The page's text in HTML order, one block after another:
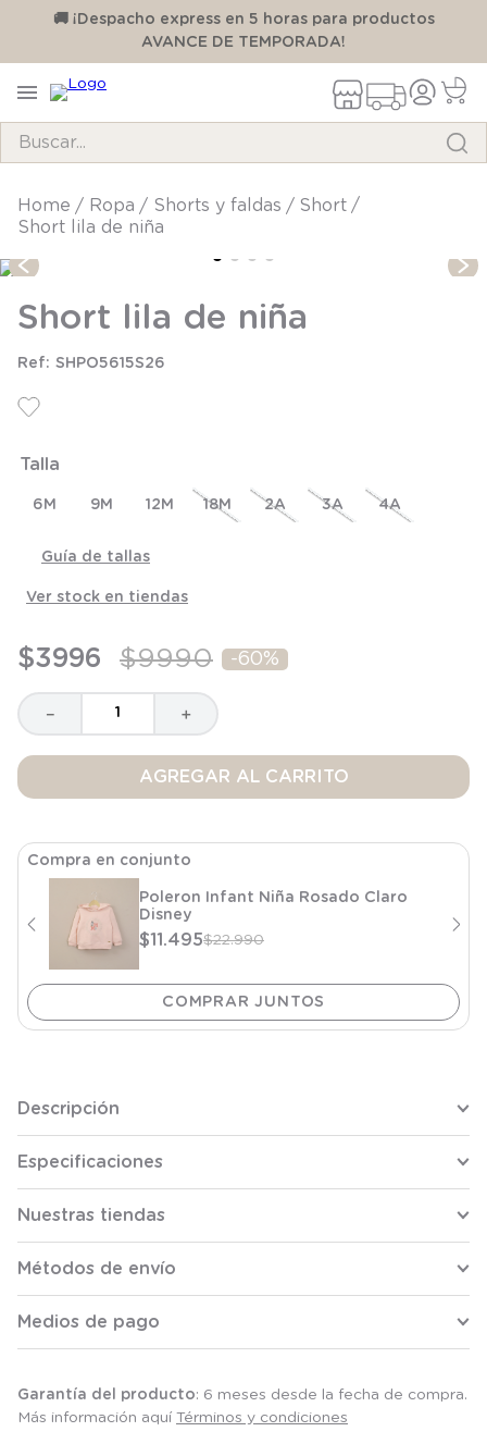
🚚 ¡Despacho express en 5 horas para productos
AVANCE DE TEMPORADA!
ropa shorts y faldas
short
Short lila de niña
Short lila de niña
SHPO5615S26
Talla
6M 9M 12M 18M 2A 3A 4A
Guía de tallas
Ver stock en tiendas
$3996 $9990 -60%
＋
－
AGREGAR AL CARRITO
Compra en conjunto
Poleron Infant Niña Rosado Claro
Disney
$11.495$22.990
Descripción
Especificaciones
Nuestras tiendas
Métodos de envío
Medios de pago
Garantía del producto: 6 meses desde la fecha de compra.
Más información aquí Términos y condiciones
TÉRMINOS MÁS BUSCADOS
3.
zapatillas
4.
body
7.
8.
saco
saco dormir